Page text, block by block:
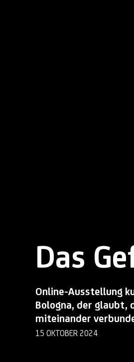
Das
Online-Ausstellung
Bologna, der glaubt,
miteinander
15 OKTOBER 2024